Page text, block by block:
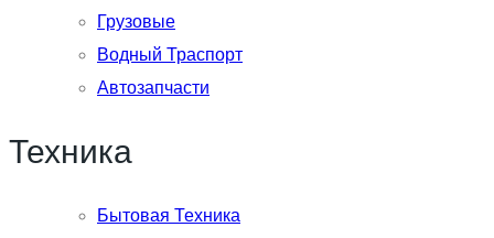
Грузовые
Водный Траспорт
Автозапчасти
Техника
Бытовая Техника